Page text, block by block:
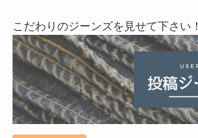
こだわりのジーンズを見せて下さい！